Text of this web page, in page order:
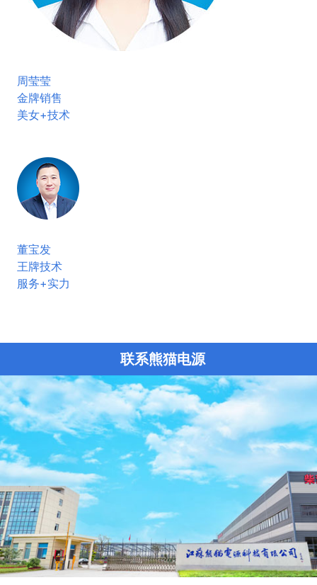
周莹莹
金牌销售
美女+技术
董宝发
王牌技术
服务+实力
联系熊猫电源